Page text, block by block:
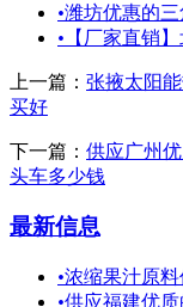
•潍坊优惠的三
• 【厂家直销
上一篇： 张掖太阳
买好
下一篇： 供应广州
头车多少钱
最新信息
•浓缩果汁原
•供应福建优质